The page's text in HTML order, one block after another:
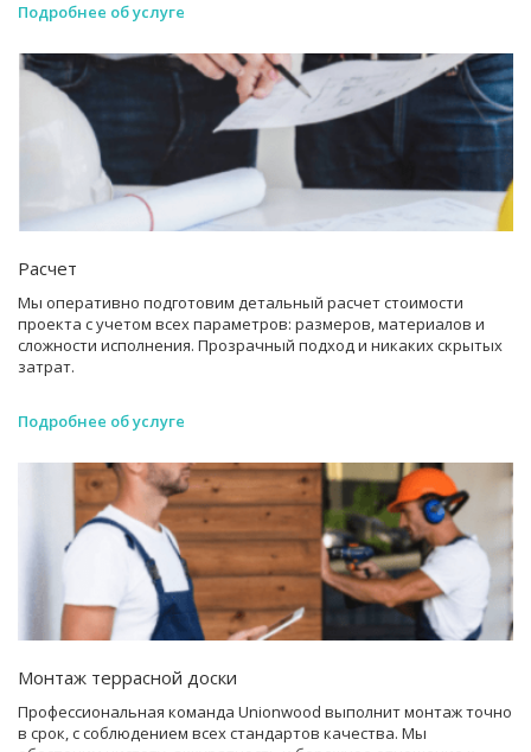
Подробнее об услуге
Расчет
Мы оперативно подготовим детальный расчет стоимости
проекта с учетом всех параметров: размеров, материалов и
сложности исполнения. Прозрачный подход и никаких скрытых
затрат.
Подробнее об услуге
Монтаж террасной доски
Профессиональная команда Unionwood выполнит монтаж точно
в срок, с соблюдением всех стандартов качества. Мы